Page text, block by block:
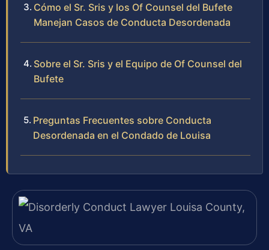
Cómo el Sr. Sris y los Of Counsel del Bufete
Manejan Casos de Conducta Desordenada
Sobre el Sr. Sris y el Equipo de Of Counsel del
Bufete
Preguntas Frecuentes sobre Conducta
Desordenada en el Condado de Louisa